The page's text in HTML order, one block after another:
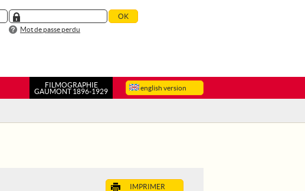
Mot de passe perdu
english version
FILMOGRAPHIE
GAUMONT 1896-1929
IMPRIMER